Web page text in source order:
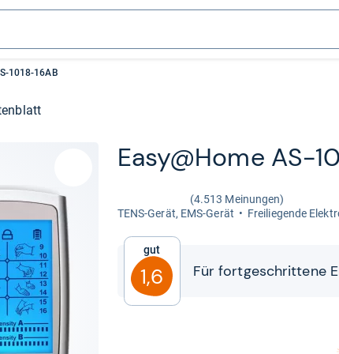
1018-16AB
Easy@Home AS-​
(4.513 Meinungen)
TENS-​Gerät, EMS-​Gerät
Frei­lie­gende
Gut
1,6 Für fort­ge­schrit­tene